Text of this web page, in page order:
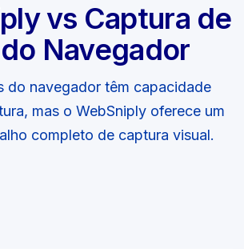
vs Captura de
Navegador
do navegador têm capacidade
mas o WebSniply oferece um
completo de captura visual.